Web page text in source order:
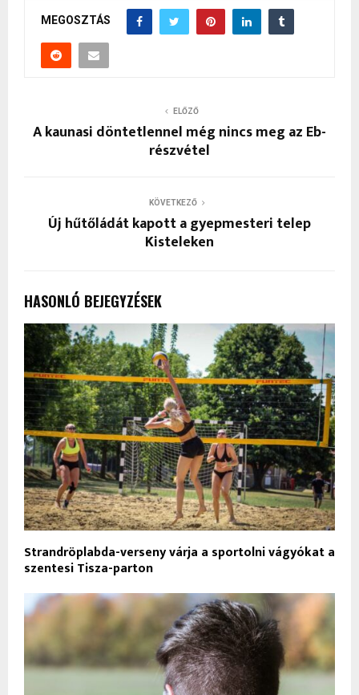
MEGOSZTÁS
ELŐZŐ
A kaunasi döntetlennel még nincs meg az Eb-
részvétel
KÖVETKEZŐ
Új hűtőládát kapott a gyepmesteri telep
Kisteleken
HASONLÓ BEJEGYZÉSEK
Strandröplabda-verseny várja a sportolni vágyókat a
szentesi Tisza-parton